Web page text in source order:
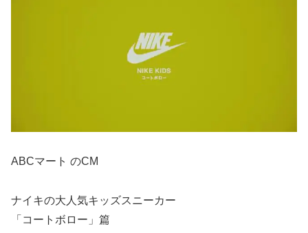
ABCマート のCM
ナイキの大人気キッズスニーカー
「コートボロー」篇